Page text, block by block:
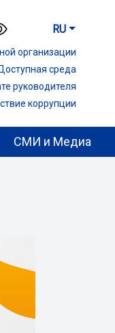
RU
организации
среда
руководителя
коррупции
СМИ и Медиа